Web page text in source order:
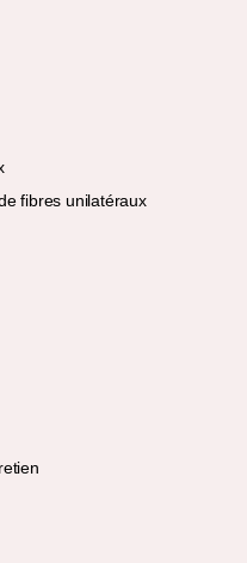
fibres unilatéraux